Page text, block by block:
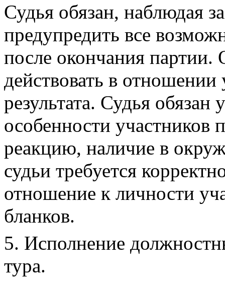
Судья обязан, наблюдая
предупредить все
после окончания партии.
действовать в
результата. Судья обязан
особенности участников
реакцию, наличие в
судьи требуется
отношение к личности
бланков.
5. Исполнение
тура.